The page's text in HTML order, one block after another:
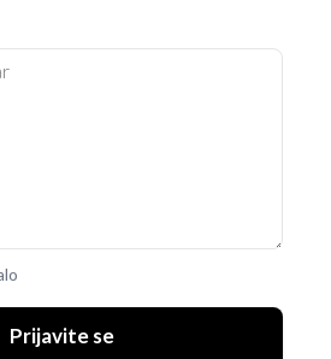
Prijavite se